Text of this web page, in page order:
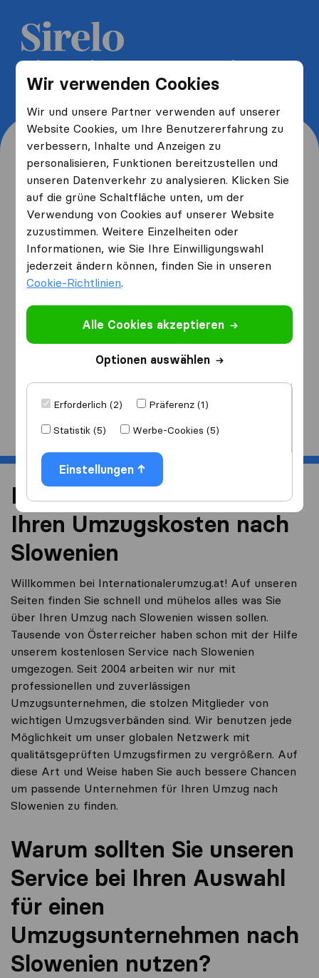
Wir verwenden Cookies
Wir und unsere Partner verwenden auf unserer
Website Cookies, um Ihre Benutzererfahrung zu
verbessern, Inhalte und Anzeigen zu
personalisieren, Funktionen bereitzustellen und
unseren Datenverkehr zu analysieren. Klicken Sie
auf die grüne Schaltfläche unten, um der
Verwendung von Cookies auf unserer Website
zuzustimmen. Weitere Einzelheiten oder
Informationen, wie Sie Ihre Einwilligungswahl
jederzeit ändern können, finden Sie in unseren
Cookie-Richtlinien.
Alle Cookies akzeptieren
Optionen auswählen
Erforderlich (2)
Präferenz (1)
Statistik (5)
Werbe-Cookies (5)
Einstellungen
5 kostenlose Umzugsangebote
erhalten und bis zu 40% sparen
Wo wohnen Sie jetzt und
wo ziehen Sie hin?
Ich ziehevon
Ich ziehenach
Start
Reduzieren Sie 40% von
Ihren Umzugskosten nach
Slowenien
Willkommen bei Internationalerumzug.at! Auf unseren
Seiten finden Sie schnell und mühelos alles was Sie
über Ihren Umzug nach Slowenien wissen sollen.
Tausende von Österreicher haben schon mit der Hilfe
unserem kostenlosen Service nach Slowenien
umgezogen. Seit 2004 arbeiten wir nur mit
professionellen und zuverlässigen
Umzugsunternehmen, die stolzen Mitglieder von
wichtigen Umzugsverbänden sind. Wir benutzen jede
Möglichkeit um unser globalen Netzwerk mit
qualitätsgeprüften Umzugsfirmen zu vergrößern. Auf
diese Art und Weise haben Sie auch bessere Chancen
um passende Unternehmen für Ihren Umzug nach
Slowenien zu finden.
Warum sollten Sie unseren
Service bei Ihren Auswahl
für einen
Umzugsunternehmen nach
Slowenien nutzen?